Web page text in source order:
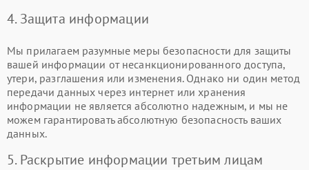
4. Защита информации
Мы прилагаем разумные меры безопасности для защиты
вашей информации от несанкционированного доступа,
утери, разглашения или изменения. Однако ни один метод
передачи данных через интернет или хранения
информации не является абсолютно надежным, и мы не
можем гарантировать абсолютную безопасность ваших
данных.
5. Раскрытие информации третьим лицам